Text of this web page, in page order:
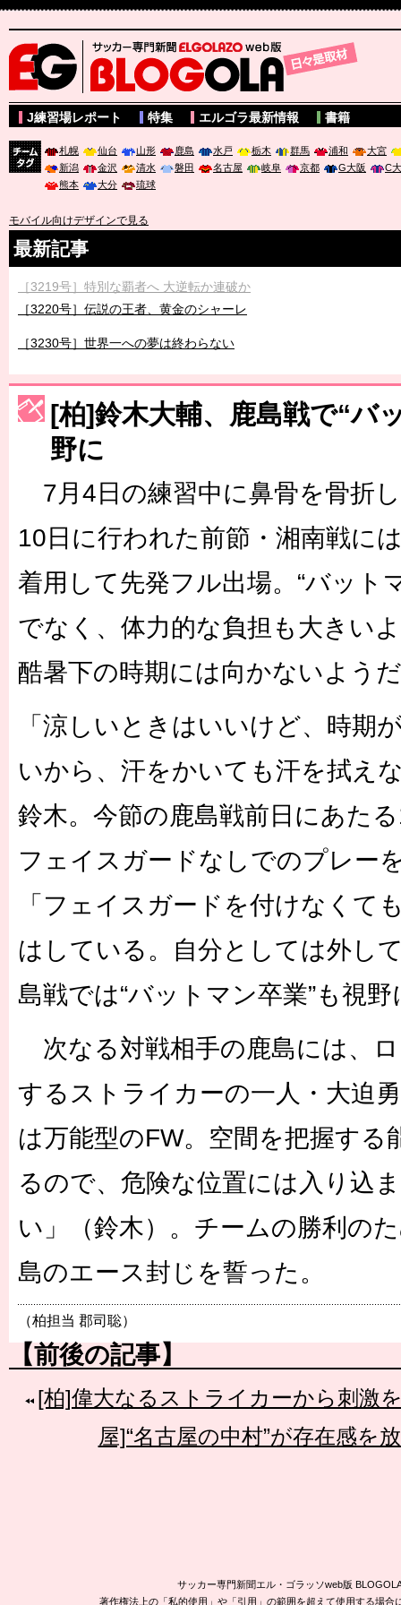
サッカー専門新聞ELGOLAZO web版 BLOGOLA
J練習場レポート 特集 エルゴラ最新情報 書籍
札幌 仙台 山形 鹿島 水戸 栃木 群馬 浦和
大宮
新潟
金沢 清水 磐田 名古屋 岐阜 京都 G大阪
C
熊本
大分 琉球
モバイル向けデザインで見る
最新記事
［3219号］特別な覇者へ 大逆転か連破か
［3220号］伝説の王者、黄金のシャーレ
［3230号］世界一への夢は終わらない
［3223号］一丸。日本出陣
［3222号］史上最大のW杯開幕 注目は「個」
長谷川 アーリアジャスールさんがシンポジウム「気候変動から命
[柏]鈴木大輔、鹿島戦で“バ
野に
7月4日の練習中に鼻骨を骨折
10日に行われた前節・湘南戦に
着用して先発フル出場。“バット
でなく、体力的な負担も大きい
酷暑下の時期には向かないよう
「涼しいときはいいけど、時期
いから、汗をかいても汗を拭え
鈴木。今節の鹿島戦前日にあた
フェイスガードなしでのプレー
「フェイスガードを付けなくて
はしている。自分としては外し
島戦では“バットマン卒業”も視
次なる対戦相手の鹿島には、
するストライカーの一人・大迫
は万能型のFW。空間を把握する
るので、危険な位置には入り込
い」（鈴木）。チームの勝利の
島のエース封じを誓った。
（柏担当 郡司聡）
【前後の記事】
[柏]偉大なるストライカーから刺激
屋]“名古屋の中村”が存在感を
サッカー専門新聞エル・ゴラッソweb版
著作権法上の「私的使用」や「引用」の範囲を超えて使用する場